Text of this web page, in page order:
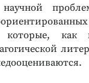
которые, как